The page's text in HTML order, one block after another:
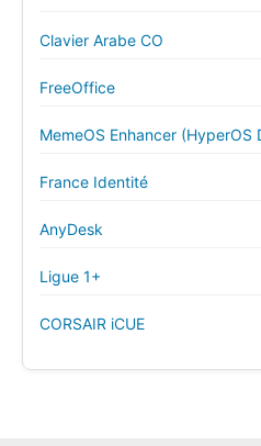
Clavier Arabe CO
FreeOffice
MemeOS Enhancer (HyperOS
France Identité
AnyDesk
Ligue 1+
CORSAIR iCUE